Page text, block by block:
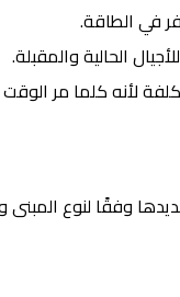
في الطاقة.
الحالية والمقبلة.
لأنه كلما مر
وفقًا لنوع